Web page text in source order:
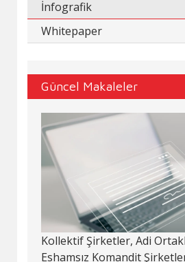
İnfografik
Whitepaper
Güncel Makaleler
Kollektif Şirketler, Adi
Eshamsız Komandit